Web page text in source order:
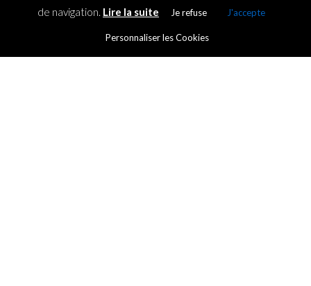
de navigation. Lire la suite Je refuse J'accepte
Personnaliser les Cookies